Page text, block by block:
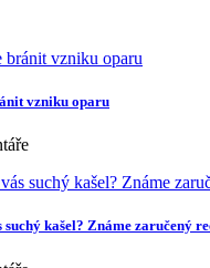
vzniku oparu
kašel? Známe zaručený